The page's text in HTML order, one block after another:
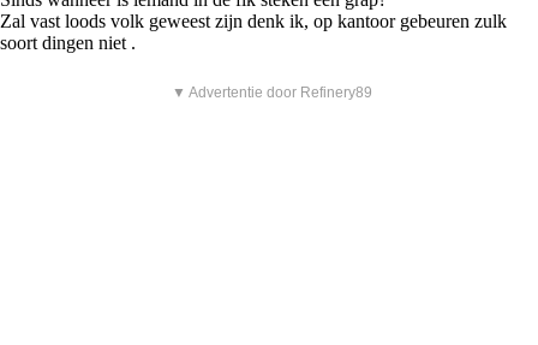
Zal vast loods volk geweest zijn denk ik, op kantoor gebeuren zulk
soort dingen niet .
▼ Advertentie door Refinery89